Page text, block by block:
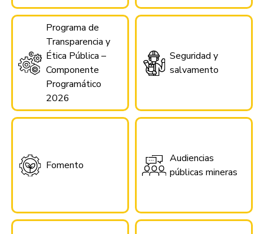
Programa de
Transparencia y
Ética Pública –
Componente
Programático
2026
Seguridad y
salvamento
Fomento
Audiencias
públicas mineras